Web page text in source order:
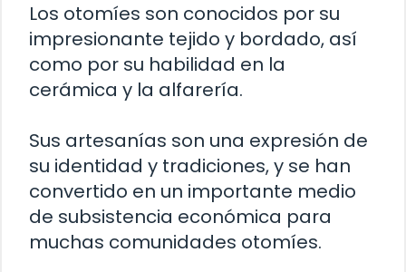
Los otomíes son conocidos por su
impresionante tejido y bordado, así
como por su habilidad en la
cerámica y la alfarería.
Sus artesanías son una expresión de
su identidad y tradiciones, y se han
convertido en un importante medio
de subsistencia económica para
muchas comunidades otomíes.